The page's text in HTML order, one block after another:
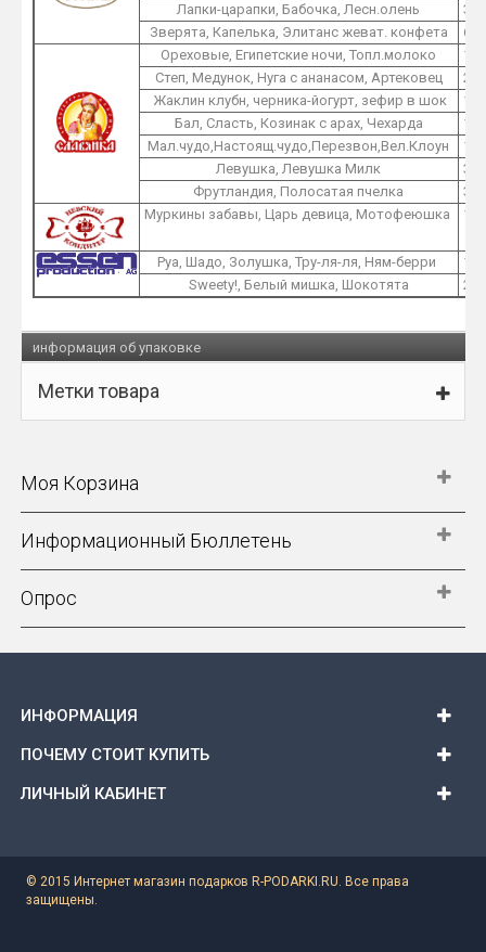
Лапки-царапки, Бабочка, Лесн.олень
3
Зверята, Капелька, Элитанс жеват. конфета
6
Ореховые, Египетские ночи, Топл.молоко
1
Степ, Медунок, Нуга с ананасом, Артековец
2
Жаклин клубн, черника-йогурт, зефир в шок
1
Бал, Сласть, Козинак с арах, Чехарда
1
Мал.чудо,Настоящ.чудо,Перезвон,Вел.Клоун
1
Левушка, Левушка Милк
3
Фрутландия, Полосатая пчелка
3
Муркины забавы, Царь девица, Мотофеюшка
1
Руа, Шадо, Золушка, Тру-ля-ля, Ням-берри
1
Sweety!, Белый мишка, Шокотята
2
информация об упаковке
Метки товара
Моя Корзина
Информационный Бюллетень
Опрос
ИНФОРМАЦИЯ
ПОЧЕМУ СТОИТ КУПИТЬ
ЛИЧНЫЙ КАБИНЕТ
© 2015 Интернет магазин подарков R-PODARKI.RU. Все права
защищены.